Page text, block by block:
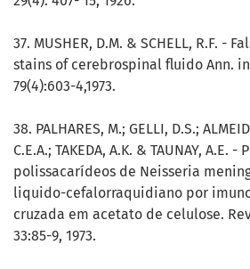
37. MUSHER, D.M. & SCHELL, R.F. -
stains of cerebrospinal fluido Ann.
79(4):603-4,1973.
38. PALHARES, M.; GELLI, D.S.;
C.E.A.; TAKEDA, A.K. & TAUNAY, A.E. -
polissacarídeos de Neisseria
liquido-cefalorraquidiano por
cruzada em acetato de celulose.
33:85-9, 1973.